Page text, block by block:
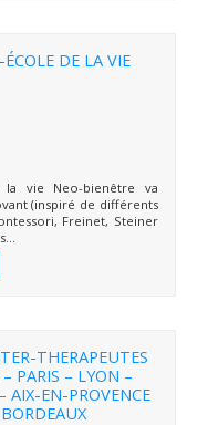
DE LA VIE
vie Neo-bienêtre va
(inspiré de différents
Freinet, Steiner
THERAPEUTES
PARIS – LYON –
AIX-EN-PROVENCE